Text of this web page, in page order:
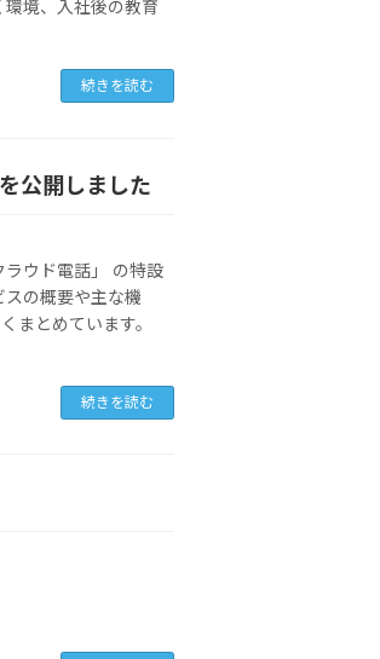
境、入社後の教育
続きを読む
公開しました
ラウド電話」 の特設
の概要や主な機
まとめています。
続きを読む